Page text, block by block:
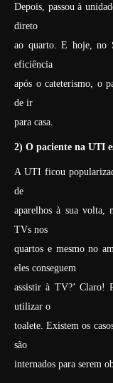
Depois, passou à
direto
ao quarto. E hoje, no
eficiência
após o cateterismo, o
de ir
para casa.
2) O paciente na UTI
A UTI ficou
de
aparelhos à sua volta,
TVs nos
quartos e mesmo no
eles conseguem
assistir à TV?’ Claro!
utilizar o
toalete. Existem os
são
internados para serem